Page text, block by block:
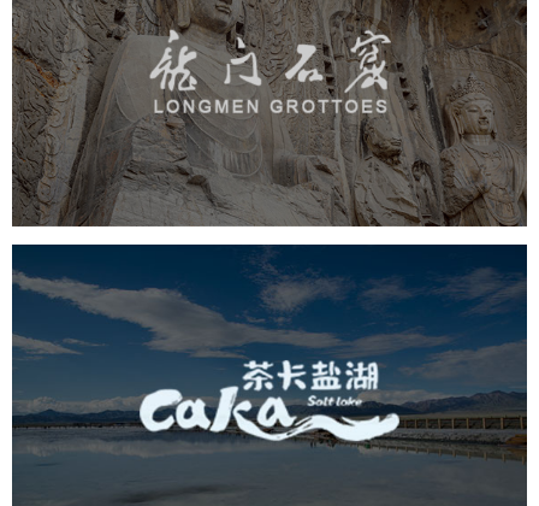
龙门石窟
旅游休闲 景区网站建设 品牌官网 网页设计
茶卡盐湖